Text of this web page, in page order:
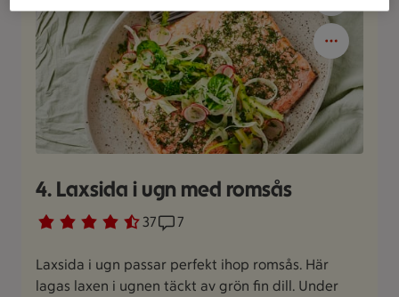
4. Laxsida i ugn med romsås
Betyg 4.4 av 5. 37
37 personer har röstatReceptet har 7 kommentarer
7
Laxsida i ugn passar perfekt ihop romsås. Här
lagas laxen i ugnen täckt av grön fin dill. Under